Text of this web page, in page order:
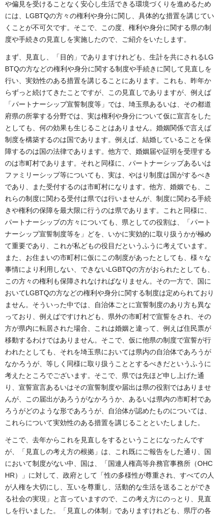
や偏見を受けることなく安心し生活できる環境づくりを進めるため
には、LGBTQの方々の権利や身分に関し、具体的な措置を講じてい
くことが不可欠です。そこで、この度、権利や身分に関する県の制
度や手続きの見直しを実施したので、ご紹介をいたします。
まず、見直し、「目的」でありますけれども、生計を共にされるLG
BTQの方などの権利や身分に関する制度や手続きに関して見直しを
行い、実効性のある措置を講じることにあります。これも、昨年か
らずっと続けてきたことですが、この見直しでありますが、例えば
「パートナーシップ宣誓制度等」では、埼玉県あるいは、その都道
府県の所掌する分野では、実は権利や身分について仮に宣言をした
としても、何の効果も生じることはありません。婚姻関係で言えば
制度を構築するのは国であります。例えば、結婚していることを保
障するのは国の法律であります。他方で、婚姻届や証明を受理する
のは市町村であります。それと同様に、パートナーシップあるいは
ファミリーシップ等についても、実は、やはり制度は国がするべき
であり、また受付するのは市町村になります。他方、婚姻でも、こ
れらの制度に関わる受付は県では行いませんが、制度に関わる手続
きや権利の保障を最大限に行うのは県であります。これと同様に、
パートナーシップの方々についても、県としての役割は、「パート
ナーシップ宣誓制度等を」どを、いかに実効的に取り扱うかが極め
て重要であり、これが私どもの役目だというふうに考えています。
また、お住まいの市町村に仮にこの制度があったとしても、様々な
事情により利用しない、できないLGBTQの方がおられたとしても、
この方々の権利も保障されなければなりません。その一方で、国に
おいてLGBTQの方などの権利や身分に関する制度は定められており
ません。そういった中では、自治体ごとに宣誓制度のあり方も異な
っており、例えばですけれども、県外の市町村で宣誓をされ、その
方が県内に転居された場合、これは婚姻と違って、例えば住民票が
移動するわけではありません。そこで、仮に他県の制度で宣誓が行
われたとしても、それを埼玉県においては県内の自治体であろうが
なかろうが、等しく同様に取り扱うこととするべきだというふうに
考えたところでございます。そこで、県では先ほど申し上げた通
り、宣誓宣言あるいはその宣誓制度や届出は県の役割ではありませ
んが、この届出があろうがなかろうか、あるいは県内の市町村であ
ろうがどのような形であろうが、自治体が認めたものについては、
これらについて実効性のある措置を講じることといたしました。
そこで、去年からこれを見直しをするということになったんです
が、「見直しの考え方の根拠」は、これ既にご報告をした通り、国
において制度がない中、国は、「国連人権高等弁務官事務所（OHC
HR）」に対して、政府として「性の多様性が尊重され、すべての人
が人権を大切にし、互いを尊重し、活動的な生活を送ることができ
る社会の実現」と言っていますので、この考え方にのっとり、見直
しを行いました。「見直しの体制」でありますけれども、県庁の各